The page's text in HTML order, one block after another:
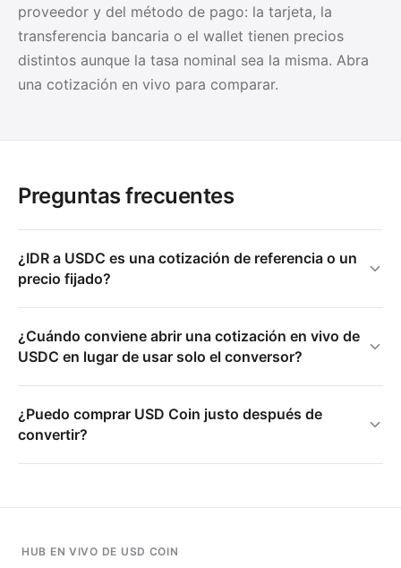
proveedor y del método de pago: la tarjeta, la
transferencia bancaria o el wallet tienen precios
distintos aunque la tasa nominal sea la misma. Abra
una cotización en vivo para comparar.
Preguntas frecuentes
¿IDR a USDC es una cotización de referencia o un
precio fijado?
¿Cuándo conviene abrir una cotización en vivo de
USDC en lugar de usar solo el conversor?
¿Puedo comprar USD Coin justo después de
convertir?
HUB EN VIVO DE USD COIN